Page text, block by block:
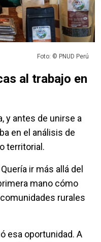
Foto: © PNUD Perú
al trabajo en
y antes de unirse a
en el análisis de
territorial.
ir más allá del
mano cómo
rurales
esa oportunidad. A